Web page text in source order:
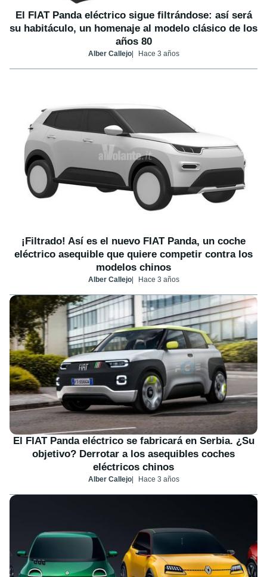
El FIAT Panda eléctrico sigue filtrándose: así será
su habitáculo, un homenaje al modelo clásico de los
años 80
Alber Callejo Hace 3 años
¡Filtrado! Así es el nuevo FIAT Panda, un coche
eléctrico asequible que quiere competir contra los
modelos chinos
Alber Callejo Hace 3 años
El FIAT Panda eléctrico se fabricará en Serbia. ¿Su
objetivo? Derrotar a los asequibles coches
eléctricos chinos
Alber Callejo Hace 3 años